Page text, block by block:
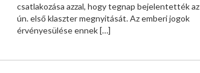
csatlakozása azzal, hogy tegnap bejelentették az
ún. első klaszter megnyitását. Az emberi jogok
érvényesülése ennek[…]